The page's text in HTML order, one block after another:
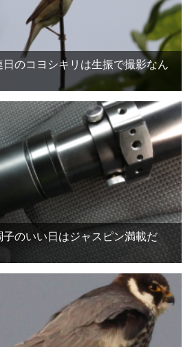
のコヨシキリは生振で撮影なん
子のいい日はジャスピン満載だ